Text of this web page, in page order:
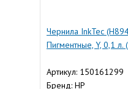
Чернила InkTec
Пигментные, Y, 0,1 л.
Артикул: 150161299
Бренд: HP